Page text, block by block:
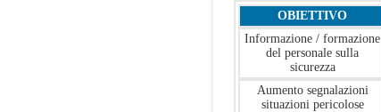
OBIETTIVO
Informazione / formazione
del personale sulla
sicurezza
Aumento segnalazioni
situazioni pericolose